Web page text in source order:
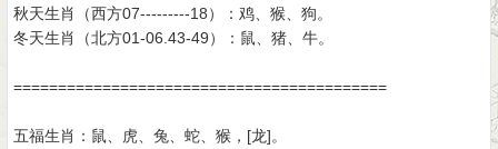
秋天生肖（西方07---------18）：鸡、猴、狗。
冬天生肖（北方01-06.43-49）：鼠、猪、牛。
==========================================
五福生肖：鼠、虎、兔、蛇、猴，[龙]。